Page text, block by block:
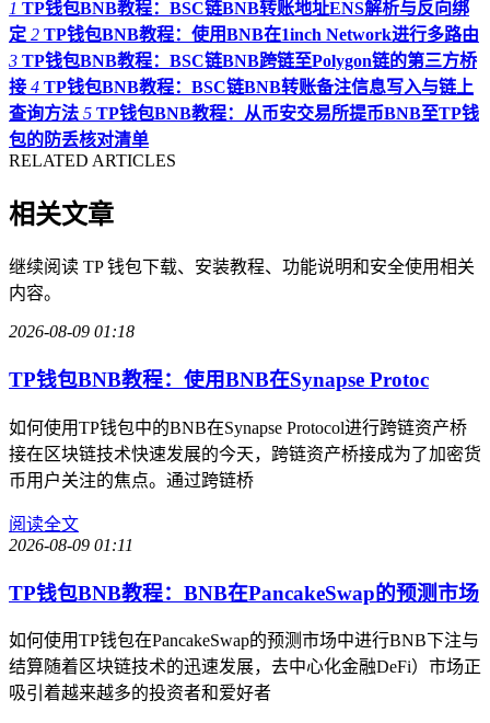
1 TP钱包BNB教程：BSC链BNB转账地址ENS解析与反向绑
定 2 TP钱包BNB教程：使用BNB在1inch Network进行多路由
3 TP钱包BNB教程：BSC链BNB跨链至Polygon链的第三方桥
接 4 TP钱包BNB教程：BSC链BNB转账备注信息写入与链上
查询方法 5 TP钱包BNB教程：从币安交易所提币BNB至TP钱
包的防丢核对清单
RELATED ARTICLES
相关文章
继续阅读 TP 钱包下载、安装教程、功能说明和安全使用相关
内容。
2026-08-09 01:18
TP钱包BNB教程：使用BNB在Synapse Protoc
如何使用TP钱包中的BNB在Synapse Protocol进行跨链资产桥
接在区块链技术快速发展的今天，跨链资产桥接成为了加密货
币用户关注的焦点。通过跨链桥
阅读全文
2026-08-09 01:11
TP钱包BNB教程：BNB在PancakeSwap的预测市场
如何使用TP钱包在PancakeSwap的预测市场中进行BNB下注与
结算随着区块链技术的迅速发展，去中心化金融DeFi）市场正
吸引着越来越多的投资者和爱好者